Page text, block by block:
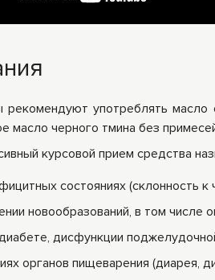
рекомендуют употреблять масло
масло черного тмина без
курсовой прием средства
состояниях (склонность
новообразований, в том числе
дисфункции
органов пищеварения (диарея,